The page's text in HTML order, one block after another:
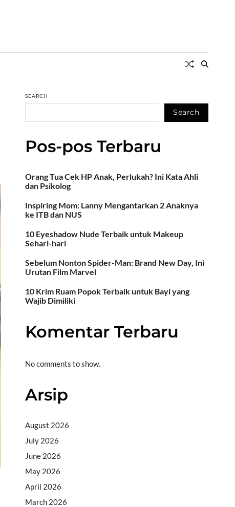
SEARCH
Search
Pos-pos Terbaru
Orang Tua Cek HP Anak, Perlukah? Ini Kata Ahli
dan Psikolog
Inspiring Mom: Lanny Mengantarkan 2 Anaknya
ke ITB dan NUS
10 Eyeshadow Nude Terbaik untuk Makeup
Sehari-hari
Sebelum Nonton Spider-Man: Brand New Day, Ini
Urutan Film Marvel
10 Krim Ruam Popok Terbaik untuk Bayi yang
Wajib Dimiliki
Komentar Terbaru
No comments to show.
Arsip
August 2026
July 2026
June 2026
May 2026
April 2026
March 2026